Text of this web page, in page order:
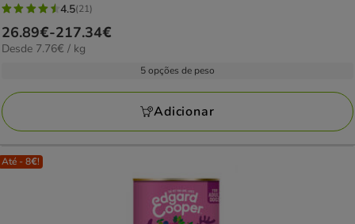
4.5
estrelas
com
avaliações
4.5(21)
Preço
de
217.34€
26.89€-217.34€
7.76€
Desde 7.76€ / kg
5 opções de peso
Adicionar
Até - 8€!